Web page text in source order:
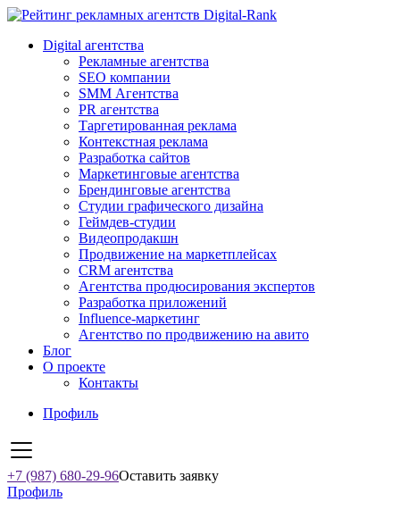
Digital-Rank
Digital агентства
Рекламные агентства
SEO компании
SMM Агентства
PR агентства
Таргетированная реклама
Контекстная реклама
Разработка сайтов
Маркетинговые агентства
Брендинговые агентства
Студии графического дизайна
Геймдев-студии
Видеопродакшн
Продвижение на маркетплейсах
CRM агентства
Агентства продюсирования экспертов
Разработка приложений
Influence-маркетинг
Агентство по продвижению на авито
Блог
О проекте
Контакты
Профиль
+7 (987) 680-29-96Оставить заявку
Профиль